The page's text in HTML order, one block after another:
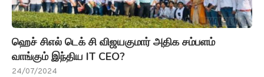
ஹெச் சிஎல் டெக் சி விஜயகுமார் அதிக சம்பளம்
வாங்கும் இந்திய IT CEO?
24/07/2024